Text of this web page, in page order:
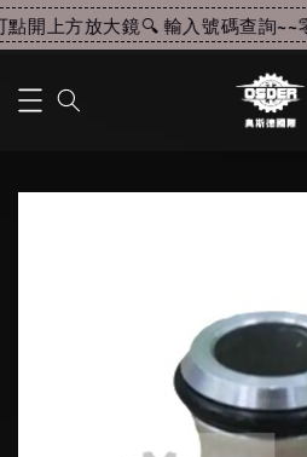
開上方放大鏡🔍 輸入號碼查詢~~